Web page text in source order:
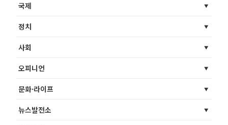
국제
정치
사회
오피니언
문화·라이프
뉴스발전소